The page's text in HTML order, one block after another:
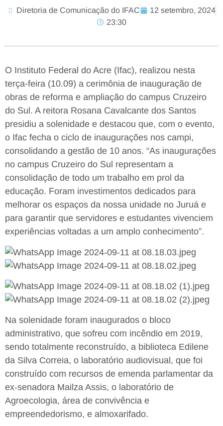
Diretoria de Comunicação do IFAC
12 setembro, 2024
23:30
O Instituto Federal do Acre (Ifac), realizou nesta
terça-feira (10.09) a cerimônia de inauguração de
obras de reforma e ampliação do campus Cruzeiro
do Sul. A reitora Rosana Cavalcante dos Santos
presidiu a solenidade e destacou que, com o evento,
o Ifac fecha o ciclo de inaugurações nos campi,
consolidando a gestão de 10 anos. “As inaugurações
no campus Cruzeiro do Sul representam a
consolidação de todo um trabalho em prol da
educação. Foram investimentos dedicados para
melhorar os espaços da nossa unidade no Juruá e
para garantir que servidores e estudantes vivenciem
experiências voltadas a um amplo conhecimento”.
Na solenidade foram inaugurados o bloco
administrativo, que sofreu com incêndio em 2019,
sendo totalmente reconstruído, a biblioteca Edilene
da Silva Correia, o laboratório audiovisual, que foi
construído com recursos de emenda parlamentar da
ex-senadora Mailza Assis, o laboratório de
Agroecologia, área de convivência e
empreendedorismo, e almoxarifado.